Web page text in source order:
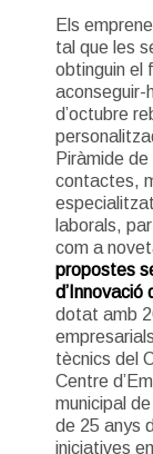
Els
tal que les
obtinguin el
aconseguir-
d’octubre
Piràmide
contactes,
laborals,
com a
propostes
d’Innovació
dotat amb
tècnics del
Centre
municipal
de 25 anys
iniciatives